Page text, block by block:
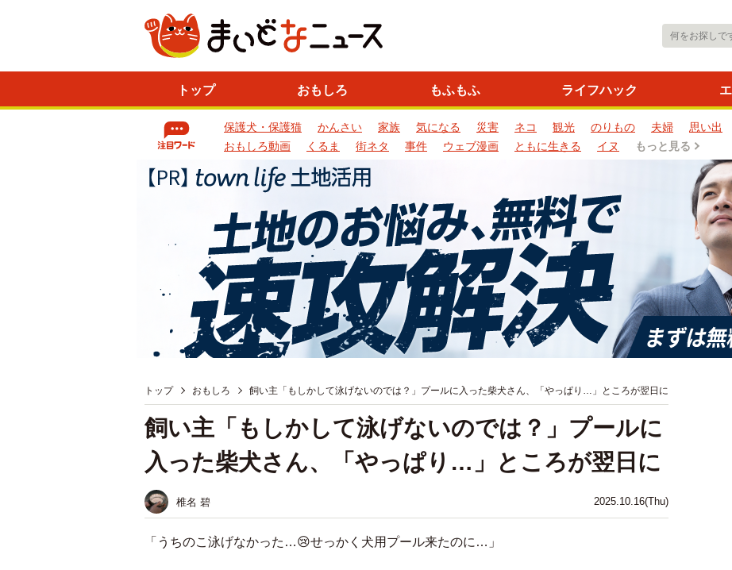
トップ おもしろ もふもふ ライフハック
保護犬・保護猫 かんさい 家族 気になる 災害 ネコ 観光 のりもの 夫婦 思い出
おもしろ動画
くるま 街ネタ 事件 ウェブ漫画 ともに生きる イヌ もっと見る
トップ おもしろ 飼い主「もしかして泳げないのでは？」プールに入った柴犬さん、「やっぱり…」ところが翌日に
2025.10.16(Thu)
飼い主「もしかして泳げないのでは？」プールに
入った柴犬さん、「やっぱり…」ところが翌日に
椎名 碧
「うちのこ泳げなかった…😢せっかく犬用プール来たのに…」